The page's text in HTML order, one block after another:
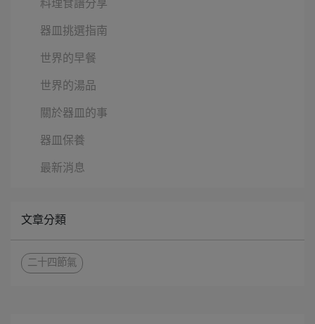
料理食譜分享
器皿挑選指南
世界的早餐
世界的湯品
關於器皿的事
器皿保養
最新消息
文章分類
二十四節氣